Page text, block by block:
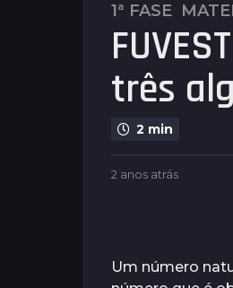
2
a
n
o
s
á
n
1ª FASE ,
três
2 min
b
n
u
2 anos atrás
t
Um número